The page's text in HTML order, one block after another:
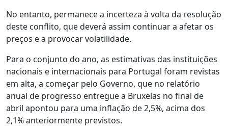
No entanto, permanece a incerteza à volta da resolução
deste conflito, que deverá assim continuar a afetar os
preços e a provocar volatilidade.
Para o conjunto do ano, as estimativas das instituições
nacionais e internacionais para Portugal foram revistas
em alta, a começar pelo Governo, que no relatório
anual de progresso entregue a Bruxelas no final de
abril apontou para uma inflação de 2,5%, acima dos
2,1% anteriormente previstos.